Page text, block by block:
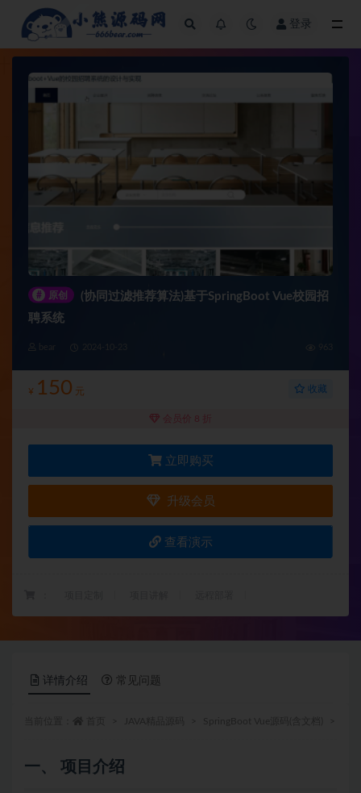
登录
# 原创
(协同过滤推荐算法)基于SpringBoot Vue校园招
聘系统
¥ 150 元 收藏
会员价 8 折
立即购买
升级会员
查看演示
详情介绍 常见问题
一、 项目介绍